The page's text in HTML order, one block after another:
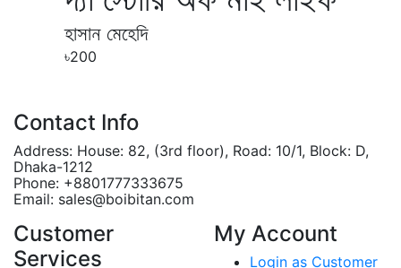
হাসান মেহেদি
৳200
Contact Info
Address: House: 82, (3rd floor), Road: 10/1, Block: D,
Dhaka-1212
Phone: +8801777333675
Email: sales@boibitan.com
Customer
Services
My Account
Login as Customer